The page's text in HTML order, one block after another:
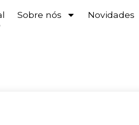
Sobre nós
Novidades